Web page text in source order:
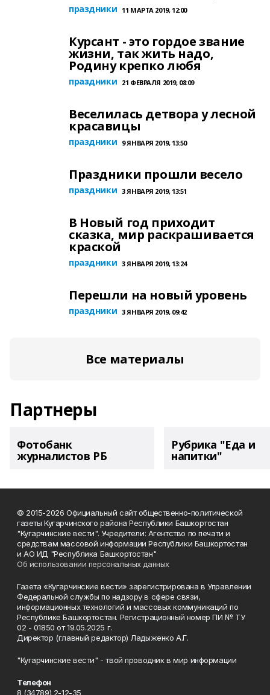
праздники 11 МАРТА 2019, 12:00
Курсант - это гордое звание
жизни, так жить надо,
Родину крепко любя
праздники 21 ФЕВРАЛЯ 2019, 08:09
Веселилась детвора у лесной
красавицы
праздники 9 ЯНВАРЯ 2019, 13:50
Праздники прошли весело
праздники 3 ЯНВАРЯ 2019, 13:51
В Новый год приходит
сказка, мир раскрашивается
краской
праздники 3 ЯНВАРЯ 2019, 13:24
Перешли на новый уровень
праздники 3 ЯНВАРЯ 2019, 09:42
Все материалы
Партнеры
Фотобанк
журналистов РБ
Рубрика "Еда и
напитки"
© 2015-2026 Официальный сайт общественно-политической
газеты Кугарчинского района Республики Башкортостан
"Кугарчинские вести". Учредители: Агентство по печати и
средствам массовой информации Республики Башкортостан
и АО ИД "Республика Башкортостан"
Об использовании персональных данных
Газета «Кугарчинские вести» зарегистрирована в Управлении
Федеральной службы по надзору в сфере связи,
информационных технологий и массовых коммуникаций по
Республике Башкортостан. Регистрационный номер ПИ № ТУ
02 - 01850 от 19.05.2025 г.
Директор (главный редактор) Ладыженко А.Г.
"Кугарчинские вести" - твой проводник в мир информации
Телефон
8 (34789) 2-12-35